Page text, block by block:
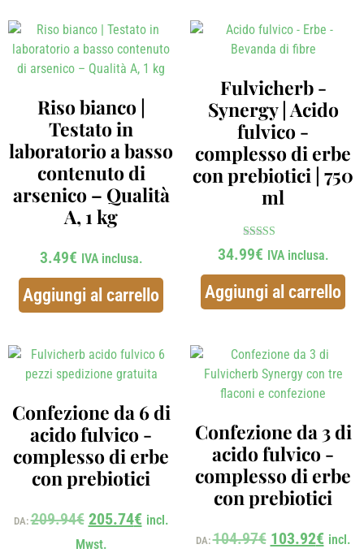
Riso bianco |
Testato in
laboratorio a basso
contenuto di
arsenico – Qualità
A, 1 kg
3.49€ IVA inclusa.
Aggiungi al carrello
Fulvicherb -
Synergy | Acido
fulvico -
complesso di erbe
con prebiotici | 750
ml
Voto
4.89
34.99€ IVA inclusa.
Aggiungi al carrello
Confezione da 6 di
acido fulvico -
complesso di erbe
con prebiotici
DA:209.94€ 205.74€ incl.
Mwst.
Confezione da 3 di
acido fulvico -
complesso di erbe
con prebiotici
DA:104.97€ 103.92€ incl.